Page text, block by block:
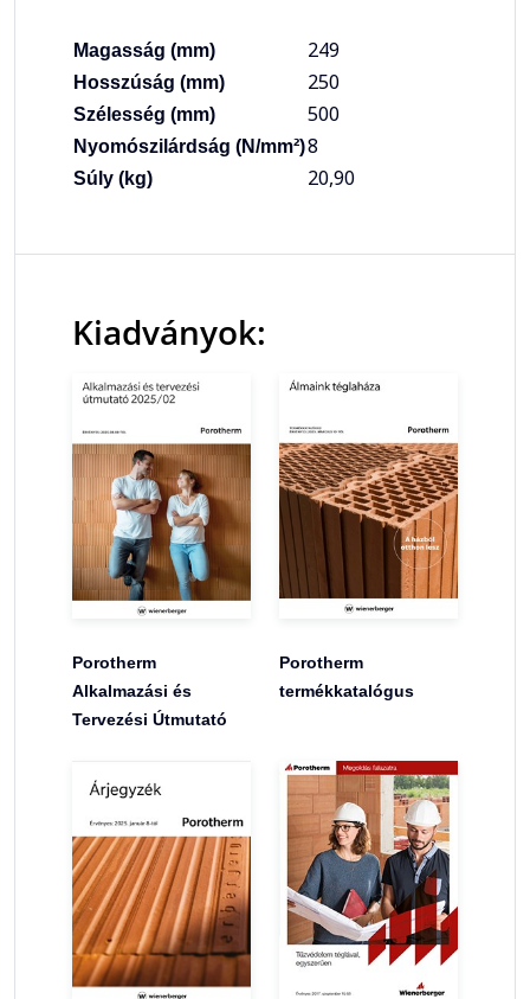
Magasság (mm) 249
Hosszúság (mm) 250
Szélesség (mm) 500
Nyomószilárdság (N/mm²)8
Súly (kg) 20,90
Kiadványok:
Porotherm
Alkalmazási és
Tervezési Útmutató
Porotherm
termékkatalógus